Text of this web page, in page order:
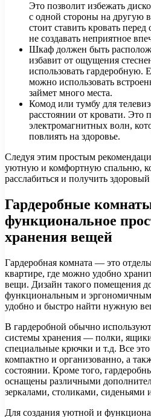
Это позволит избежать
с одной стороны на другую
стоит ставить кровать
не создавать неприятное
Шкаф должен быть
избавит от ощущения
использовать гардеробную.
можно использовать
займет много места.
Комод или тумбу для
расстоянии от кровати. Это
электромагнитных волн,
повлиять на здоровье.
Следуя этим простым
уютную и комфортную спальню,
расслабиться и получить
Гардеробные
функциональное
хранения вещей
Гардеробная комната — это
квартире, где можно удобно
вещи. Дизайн такого помещения
функциональным и
удобно и быстро найти нужную
В гардеробной обычно
системы хранения — полки,
специальные крючки и т.д. Все
компактно и организованно, а
состоянии. Кроме того,
оснащены различными
зеркалами, столиками, сиденьями
Для создания уютной и